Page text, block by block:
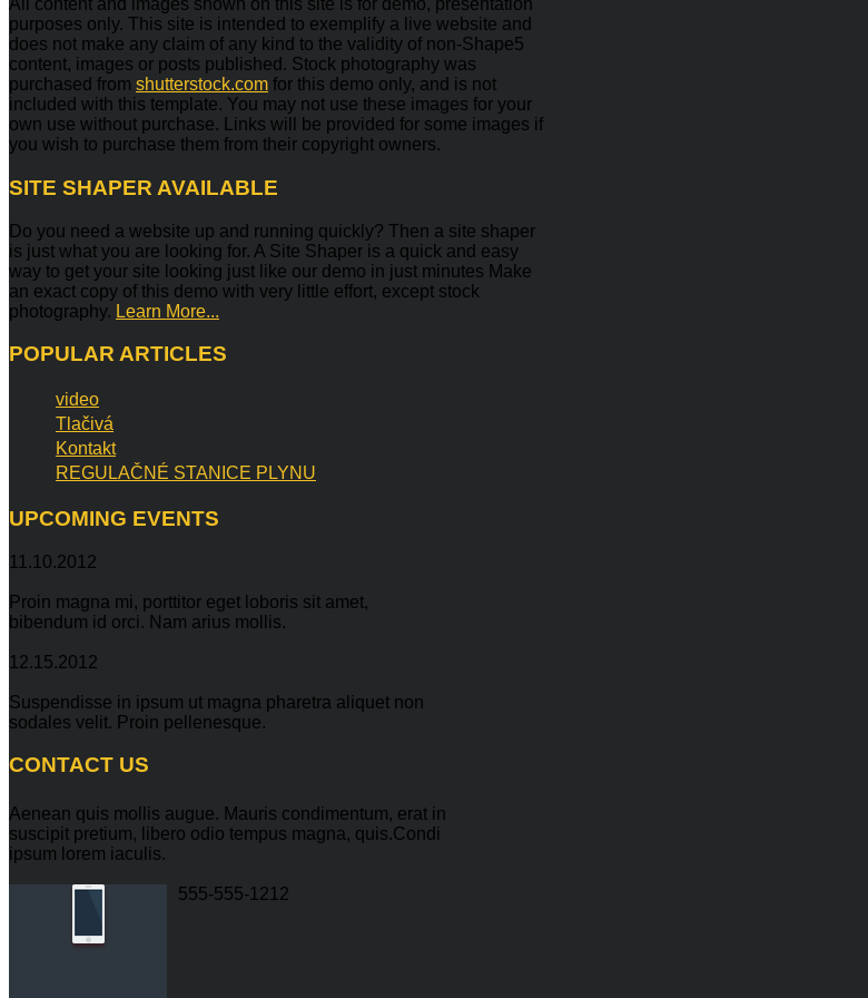
All content and images shown on this site is for demo, presentation
purposes only. This site is intended to exemplify a live website and
does not make any claim of any kind to the validity of non-Shape5
content, images or posts published. Stock photography was
purchased from shutterstock.com for this demo only, and is not
included with this template. You may not use these images for your
own use without purchase. Links will be provided for some images if
you wish to purchase them from their copyright owners.
SITE SHAPER AVAILABLE
Do you need a website up and running quickly? Then a site shaper
is just what you are looking for. A Site Shaper is a quick and easy
way to get your site looking just like our demo in just minutes Make
an exact copy of this demo with very little effort, except stock
photography. Learn More...
POPULAR ARTICLES
video
Tlačivá
Kontakt
REGULAČNÉ STANICE PLYNU
UPCOMING EVENTS
11.10.2012
Proin magna mi, porttitor eget loboris sit amet,
bibendum id orci. Nam arius mollis.
12.15.2012
Suspendisse in ipsum ut magna pharetra aliquet non
sodales velit. Proin pellenesque.
CONTACT US
Aenean quis mollis augue. Mauris condimentum, erat in
suscipit pretium, libero odio tempus magna, quis.Condi
ipsum lorem iaculis.
555-555-1212